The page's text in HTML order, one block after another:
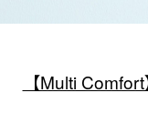
【Multi